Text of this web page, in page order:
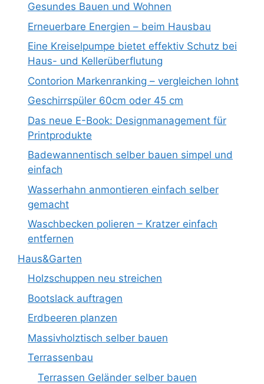
Gesundes Bauen und Wohnen
Erneuerbare Energien – beim Hausbau
Eine Kreiselpumpe bietet effektiv Schutz bei
Haus- und Kellerüberflutung
Contorion Markenranking – vergleichen lohnt
Geschirrspüler 60cm oder 45 cm
Das neue E-Book: Designmanagement für
Printprodukte
Badewannentisch selber bauen simpel und
einfach
Wasserhahn anmontieren einfach selber
gemacht
Waschbecken polieren – Kratzer einfach
entfernen
Haus&Garten
Holzschuppen neu streichen
Bootslack auftragen
Erdbeeren planzen
Massivholztisch selber bauen
Terrassenbau
Terrassen Geländer selber bauen